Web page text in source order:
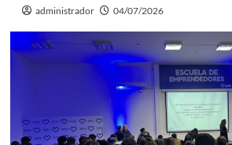
administrador 04/07/2026